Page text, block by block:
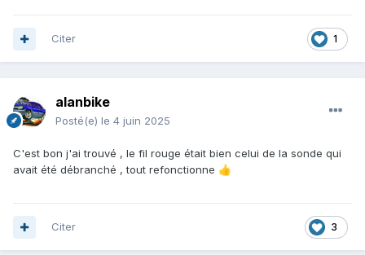
1
Citer
alanbike
Posté(e) le 4 juin 2025
C'est bon j'ai trouvé , le fil rouge était bien celui de la sonde qui
avait été débranché , tout refonctionne 👍
3
Citer